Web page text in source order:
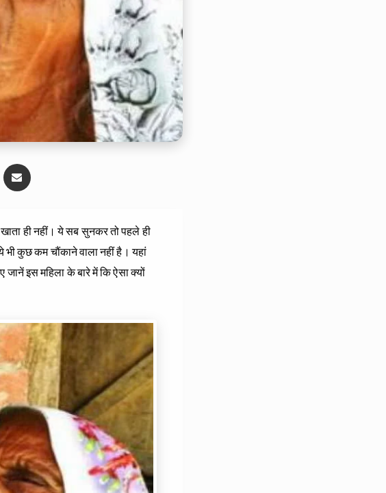
Reddit
ही नहीं। ये सब सुनकर तो पहले ही
भी कुछ कम चौंकाने वाला नहीं है। यहां
जानें इस महिला के बारे में कि ऐसा क्‍यों